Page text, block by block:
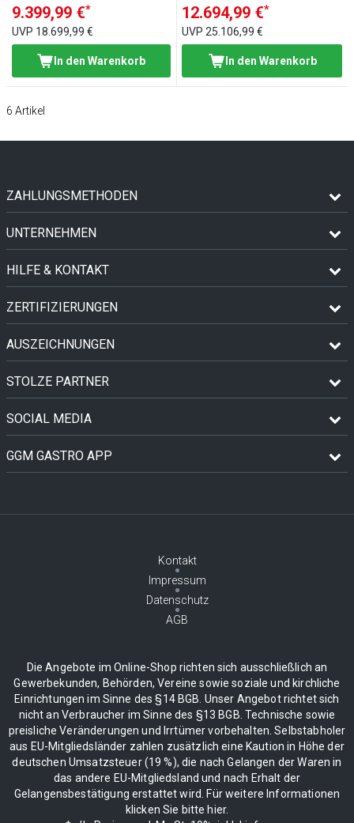
9.399,99 €*
UVP 18.699,99 €
In den Warenkorb
12.694,99 €*
UVP25.106,99 €
In den Warenkorb
6 Artikel
ZAHLUNGSMETHODEN
UNTERNEHMEN
HILFE & KONTAKT
ZERTIFIZIERUNGEN
AUSZEICHNUNGEN
STOLZE PARTNER
SOCIAL MEDIA
GGM GASTRO APP
Kontakt
Impressum
Datenschutz
AGB
Die Angebote im Online-Shop richten sich ausschließlich an
Gewerbekunden, Behörden, Vereine sowie soziale und kirchliche
Einrichtungen im Sinne des §14 BGB. Unser Angebot richtet sich
nicht an Verbraucher im Sinne des §13 BGB. Technische sowie
preisliche Veränderungen und Irrtümer vorbehalten. Selbstabholer
aus EU-Mitgliedsländer zahlen zusätzlich eine Kaution in Höhe der
deutschen Umsatzsteuer (19 %), die nach Gelangen der Waren in
das andere EU-Mitgliedsland und nach Erhalt der
Gelangensbestätigung erstattet wird. Für weitere Informationen
klicken Sie bitte hier.